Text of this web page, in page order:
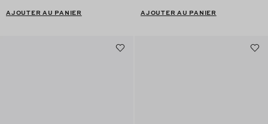
AJOUTER AU PANIER AJOUTER AU PANIER